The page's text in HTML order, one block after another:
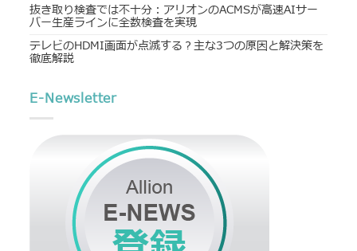
抜き取り検査では不十分：アリオンのACMSが高速AIサー
バー生産ラインに全数検査を実現
テレビのHDMI画面が点滅する？主な3つの原因と解決策を
徹底解説
E-Newsletter